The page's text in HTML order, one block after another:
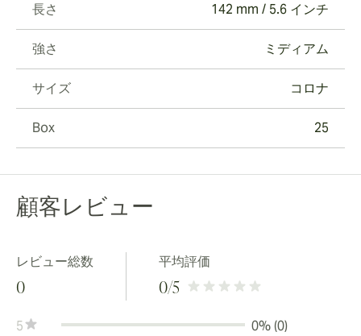
長さ 142 mm / 5.6 インチ
強さ ミディアム
サイズ コロナ
Box 25
顧客レビュー
レビュー総数
0
平均評価
0/5
5
0% (0)